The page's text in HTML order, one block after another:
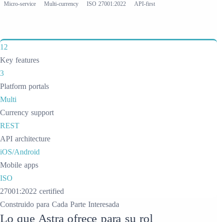
Micro-service Multi-currency ISO 27001:2022 API-first
12
Key features
3
Platform portals
Multi
Currency support
REST
API architecture
iOS/Android
Mobile apps
ISO
27001:2022 certified
Construido para Cada Parte Interesada
Lo que Astra ofrece para su rol